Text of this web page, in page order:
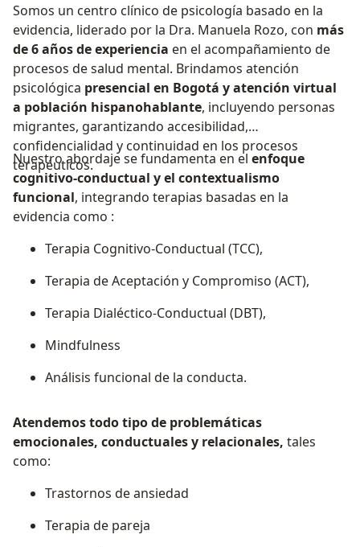
Somos un centro clínico de psicología basado en la
evidencia, liderado por la Dra. Manuela Rozo, con más
de 6 años de experiencia en el acompañamiento de
procesos de salud mental. Brindamos atención
psicológica presencial en Bogotá y atención virtual
a población hispanohablante, incluyendo personas
migrantes, garantizando accesibilidad,
confidencialidad y continuidad en los procesos
terapéuticos.
Nuestro abordaje se fundamenta en el enfoque
cognitivo-conductual y el contextualismo
funcional, integrando terapias basadas en la
evidencia como :
Terapia Cognitivo-Conductual (TCC),
Terapia de Aceptación y Compromiso (ACT),
Terapia Dialéctico-Conductual (DBT),
Mindfulness
Análisis funcional de la conducta.
Atendemos todo tipo de problemáticas
emocionales, conductuales y relacionales, tales
como:
Trastornos de ansiedad
Terapia de pareja